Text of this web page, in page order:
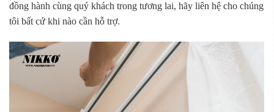
đồng hành cùng quý khách trong tương lai, hãy liên hệ cho chúng
tôi bất cứ khi nào cần hỗ trợ.